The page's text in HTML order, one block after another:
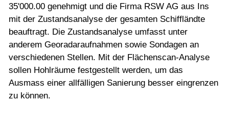
35'000.00 genehmigt und die Firma RSW AG aus Ins
mit der Zustandsanalyse der gesamten Schiffländte
beauftragt. Die Zustandsanalyse umfasst unter
anderem Georadaraufnahmen sowie Sondagen an
verschiedenen Stellen. Mit der Flächenscan-Analyse
sollen Hohlräume festgestellt werden, um das
Ausmass einer allfälligen Sanierung besser eingrenzen
zu können.